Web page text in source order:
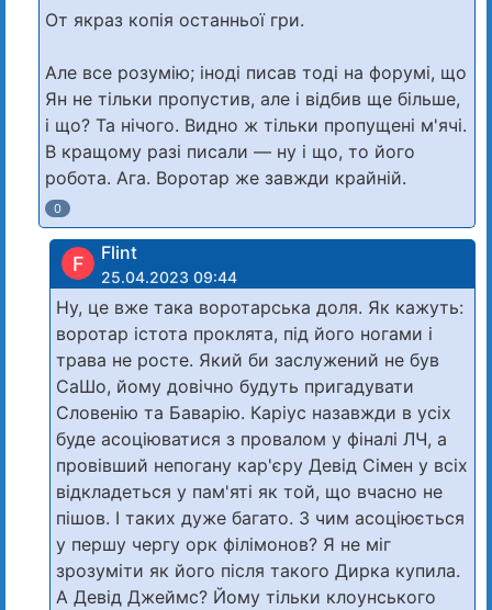
От якраз копія останньої гри.
Але все розумію; іноді писав тоді на форумі, що
Ян не тільки пропустив, але і відбив ще більше,
і що? Та нічого. Видно ж тільки пропущені м'ячі.
В кращому разі писали — ну і що, то його
робота. Ага. Воротар же завжди крайній.
0
F Flint
25.04.2023 09:44
Ну, це вже така воротарська доля. Як кажуть:
воротар істота проклята, під його ногами і
трава не росте. Який би заслужений не був
СаШо, йому довічно будуть пригадувати
Словенію та Баварію. Каріус назавжди в усіх
буде асоціюватися з провалом у фіналі ЛЧ, а
провівший непогану кар'єру Девід Сімен у всіх
відкладеться у пам'яті як той, що вчасно не
пішов. І таких дуже багато. З чим асоціюється
у першу чергу орк філімонов? Я не міг
зрозуміти як його після такого Дирка купила.
А Девід Джеймс? Йому тільки клоунського